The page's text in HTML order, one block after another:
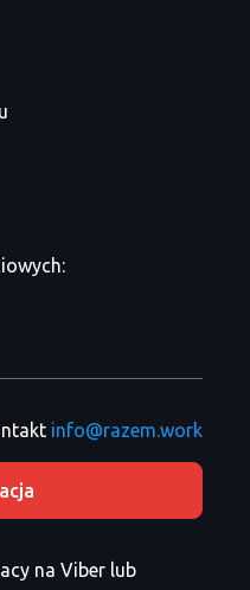
info@razem.work
na Viber lub